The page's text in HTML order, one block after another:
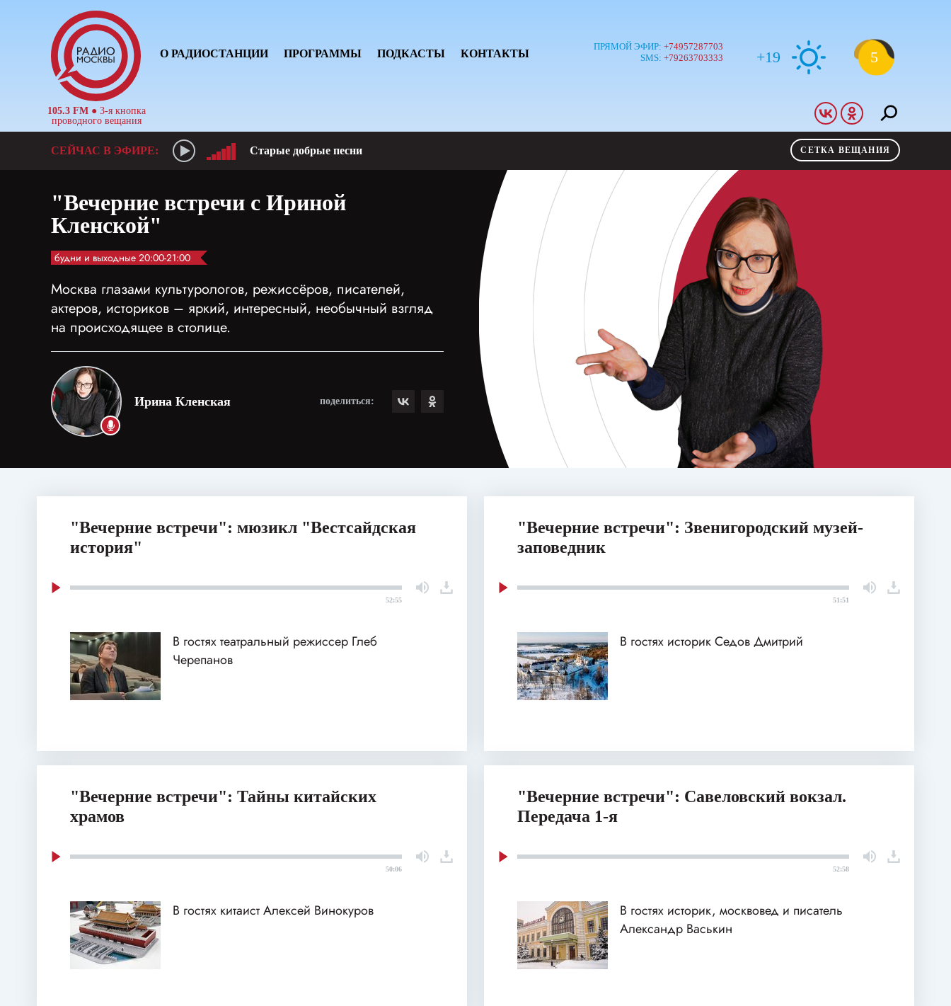
105.3 FM● 3-я кнопка
проводного вещания
О РАДИОСТАНЦИИ ПРОГРАММЫ ПОДКАСТЫ КОНТАКТЫ
ПРЯМОЙ ЭФИР: +74957287703
SMS: +79263703333 +19 5
Старые добрые песни СЕТКА ВЕЩАНИЯ
"Вечерние встречи с Ириной
Кленской"
будни и выходные 20:00-21:00
Москва глазами культурологов, режиссёров, писателей,
актеров, историков – яркий, интересный, необычный взгляд
на происходящее в столице.
Ирина Кленская поделиться:
"Вечерние встречи": мюзикл "Вестсайдская
история"
52:55
В гостях театральный режиссер Глеб
Черепанов
"Вечерние встречи": Звенигородский музей-
заповедник
51:51
В гостях историк Седов Дмитрий
"Вечерние встречи": Тайны китайских
храмов
50:06
В гостях китаист Алексей Винокуров
"Вечерние встречи": Савеловский вокзал.
Передача 1-я
52:58
В гостях историк, москвовед и писатель
Александр Васькин